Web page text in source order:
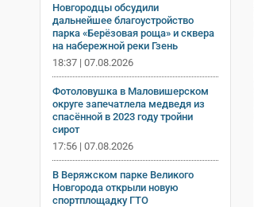
Новгородцы обсудили
дальнейшее благоустройство
парка «Берёзовая роща» и сквера
на набережной реки Гзень
18:37 | 07.08.2026
Фотоловушка в Маловишерском
округе запечатлела медведя из
спасённой в 2023 году тройни
сирот
17:56 | 07.08.2026
В Веряжском парке Великого
Новгорода открыли новую
спортплощадку ГТО